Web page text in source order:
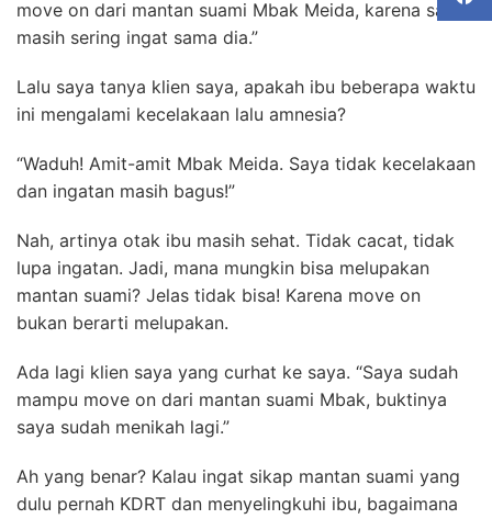
move on dari mantan suami Mbak Meida, karena saya
masih sering ingat sama dia.”
Lalu saya tanya klien saya, apakah ibu beberapa waktu
ini mengalami kecelakaan lalu amnesia?
“Waduh! Amit-amit Mbak Meida. Saya tidak kecelakaan
dan ingatan masih bagus!”
Nah, artinya otak ibu masih sehat. Tidak cacat, tidak
lupa ingatan. Jadi, mana mungkin bisa melupakan
mantan suami? Jelas tidak bisa! Karena move on
bukan berarti melupakan.
Ada lagi klien saya yang curhat ke saya. “Saya sudah
mampu move on dari mantan suami Mbak, buktinya
saya sudah menikah lagi.”
Ah yang benar? Kalau ingat sikap mantan suami yang
dulu pernah KDRT dan menyelingkuhi ibu, bagaimana